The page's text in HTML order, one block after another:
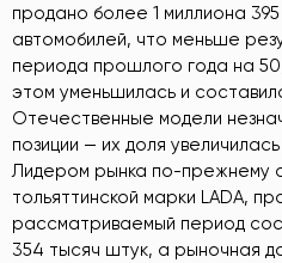
продано более 1 миллиона
автомобилей, что меньше
периода прошлого года на
этом уменьшилась и
Отечественные модели
позиции — их доля
Лидером рынка по-прежнему
тольяттинской марки LADA,
рассматриваемый период
354 тысяч штук, а рыночная